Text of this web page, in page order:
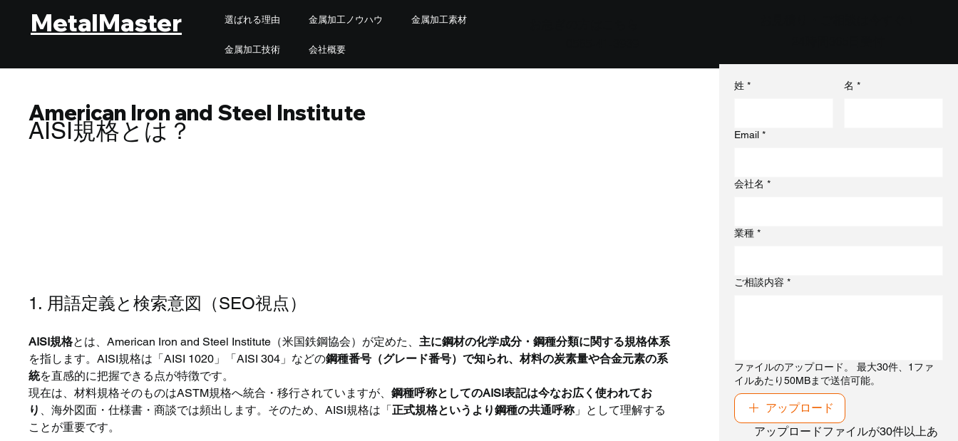
MetalMaster 選ばれる理由 金属加工ノウハウ 金属加工素材
金属加工技術 会社概要
American Iron and Steel Institute
AISI規格とは？
1. 用語定義と検索意図（SEO視点）
AISI規格とは、American Iron and Steel Institute（米国鉄鋼協会）が定めた、主に鋼材の化学成分・鋼種分類に関する規格体系
を指します。AISI規格は「AISI 1020」「AISI 304」などの鋼種番号（グレード番号）で知られ、材料の炭素量や合金元素の系
統を直感的に把握できる点が特徴です。
現在は、材料規格そのものはASTM規格へ統合・移行されていますが、鋼種呼称としてのAISI表記は今なお広く使われてお
り 、海外図面・仕様書・商談では頻出します。そのため、AISI規格は「正式規格というより鋼種の共通呼称」として理解する
ことが重要です。
姓 * 名 *
Email *
会社名 *
業種 *
ご相談内容 *
ファイルのアップロード。 最大30件、1ファ
イルあたり50MBまで送信可能。
アップロード
アップロードファイルが30件以上あ